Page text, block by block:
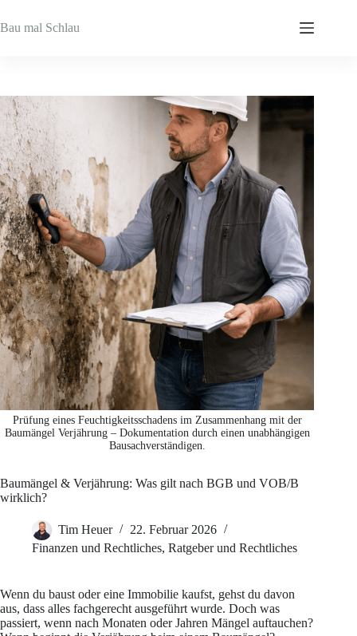
Inhalt
springen
Bau mal Schlau
Prüfung eines Feuchtigkeitsschadens im Zusammenhang mit der
Baumängel Verjährung – Dokumentation durch einen unabhängigen
Bausachverständigen.
Baumängel & Verjährung: Was gilt nach BGB und VOB/B
wirklich?
Tim Heuer
22. Februar 2026
Finanzen und Rechtliches, Ratgeber und Rechtliches
Wenn du baust oder eine Immobilie kaufst, gehst du davon
aus, dass alles fachgerecht ausgeführt wurde. Doch was
passiert, wenn nach Monaten oder Jahren Mängel auftauchen?